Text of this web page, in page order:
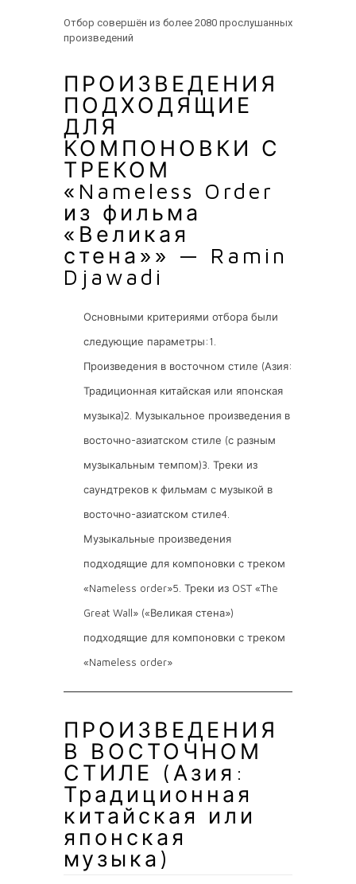
Отбор совершён из более 2080 прослушанных
произведений
ПРОИЗВЕДЕНИЯ
ПОДХОДЯЩИЕ
ДЛЯ
КОМПОНОВКИ С
ТРЕКОМ
«Nameless Order
из фильма
«Великая
стена»» — Ramin
Djawadi
Основными критериями отбора были
следующие параметры:1.
Произведения в восточном стиле (Азия:
Традиционная китайская или японская
музыка)2. Музыкальное произведения в
восточно-азиатском стиле (с разным
музыкальным темпом)3. Треки из
саундтреков к фильмам с музыкой в
восточно-азиатском стиле4.
Музыкальные произведения
подходящие для компоновки с треком
«Nameless order»5. Треки из OST «The
Great Wall» («Великая стена»)
подходящие для компоновки с треком
«Nameless order»
ПРОИЗВЕДЕНИЯ
В ВОСТОЧНОМ
СТИЛЕ (Азия:
Традиционная
китайская или
японская
музыка)